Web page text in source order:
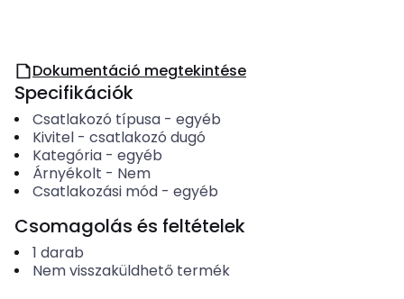
Dokumentáció megtekintése
Specifikációk
Csatlakozó típusa- egyéb
Kivitel- csatlakozó dugó
Kategória- egyéb
Árnyékolt - Nem
Csatlakozási mód- egyéb
Csomagolás és feltételek
1 darab
Nem visszaküldhető termék